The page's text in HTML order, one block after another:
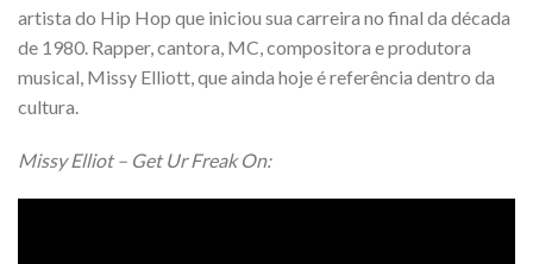
artista do Hip Hop que iniciou sua carreira no final da década
de 1980. Rapper, cantora, MC, compositora e produtora
musical, Missy Elliott, que ainda hoje é referência dentro da
cultura.
Missy Elliot – Get Ur Freak On: